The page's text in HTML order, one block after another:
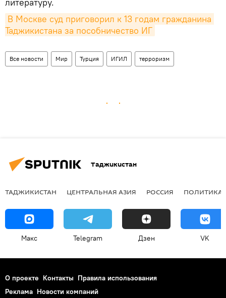
литературу.
В Москве суд приговорил к 13 годам гражданина
Таджикистана за пособничество ИГ
Все новости Мир Турция ИГИЛ терроризм
Таджикистан
ТАДЖИКИСТАН ЦЕНТРАЛЬНАЯ АЗИЯ РОССИЯ ПОЛИТИКА
Макс Telegram Дзен VK
О проекте Контакты Правила использования
Реклама Новости компаний